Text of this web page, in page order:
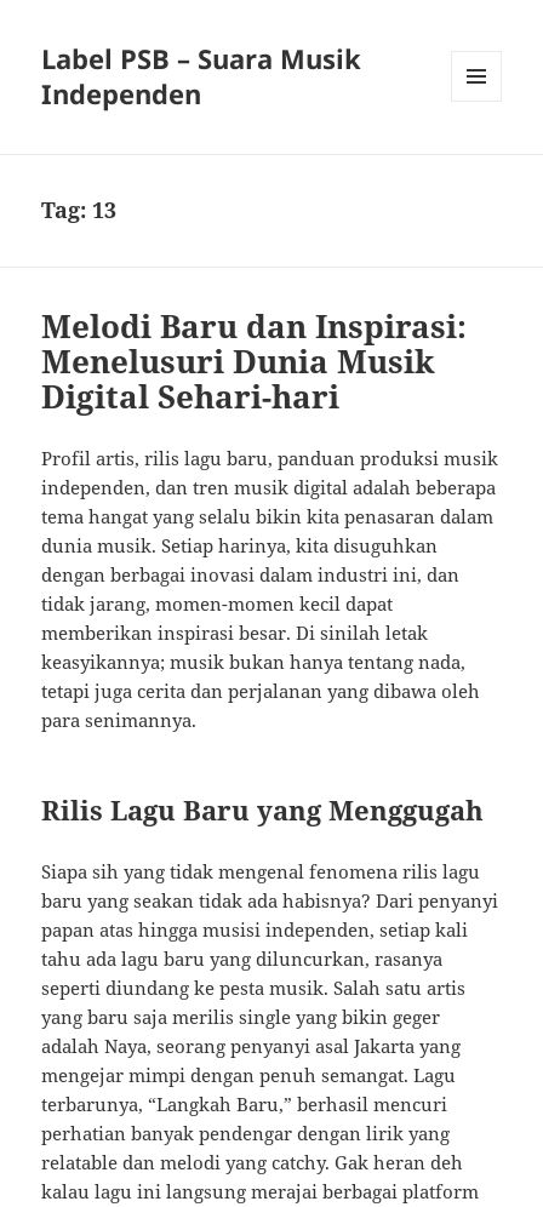
Label PSB – Suara Musik
Independen
Tag: 13
Melodi Baru dan Inspirasi:
Menelusuri Dunia Musik
Digital Sehari-hari
Profil artis, rilis lagu baru, panduan produksi musik
independen, dan tren musik digital adalah beberapa
tema hangat yang selalu bikin kita penasaran dalam
dunia musik. Setiap harinya, kita disuguhkan
dengan berbagai inovasi dalam industri ini, dan
tidak jarang, momen-momen kecil dapat
memberikan inspirasi besar. Di sinilah letak
keasyikannya; musik bukan hanya tentang nada,
tetapi juga cerita dan perjalanan yang dibawa oleh
para senimannya.
Rilis Lagu Baru yang Menggugah
Siapa sih yang tidak mengenal fenomena rilis lagu
baru yang seakan tidak ada habisnya? Dari penyanyi
papan atas hingga musisi independen, setiap kali
tahu ada lagu baru yang diluncurkan, rasanya
seperti diundang ke pesta musik. Salah satu artis
yang baru saja merilis single yang bikin geger
adalah Naya, seorang penyanyi asal Jakarta yang
mengejar mimpi dengan penuh semangat. Lagu
terbarunya, “Langkah Baru,” berhasil mencuri
perhatian banyak pendengar dengan lirik yang
relatable dan melodi yang catchy. Gak heran deh
kalau lagu ini langsung merajai berbagai platform